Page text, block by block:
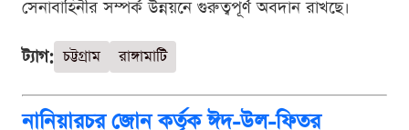
সেনাবাহিনীর সম্পর্ক উন্নয়নে গুরুত্বপূর্ণ অবদান রাখছে।
ট্যাগ: চট্টগ্রাম রাঙ্গামাটি
নানিয়ারচর জোন কর্তৃক ঈদ-উল-ফিতর